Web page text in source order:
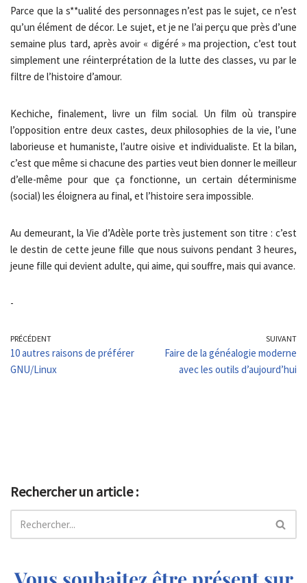
Parce que la s**ualité des personnages n’est pas le sujet, ce n’est
qu’un élément de décor. Le sujet, et je ne l’ai perçu que près d’une
semaine plus tard, après avoir « digéré » ma projection, c’est tout
simplement une réinterprétation de la lutte des classes, vu par le
filtre de l’histoire d’amour.
Kechiche, finalement, livre un film social. Un film où transpire
l’opposition entre deux castes, deux philosophies de la vie, l’une
laborieuse et humaniste, l’autre oisive et individualiste. Et la bilan,
c’est que même si chacune des parties veut bien donner le meilleur
d’elle-même pour que ça fonctionne, un certain déterminisme
(social) les éloignera au final, et l’histoire sera impossible.
Au demeurant, la Vie d’Adèle porte très justement son titre : c’est
le destin de cette jeune fille que nous suivons pendant 3 heures,
jeune fille qui devient adulte, qui aime, qui souffre, mais qui avance.
-
PRÉCÉDENT
10 autres raisons de préférer
GNU/Linux
SUIVANT
Faire de la généalogie moderne
avec les outils d’aujourd’hui
Rechercher un article :